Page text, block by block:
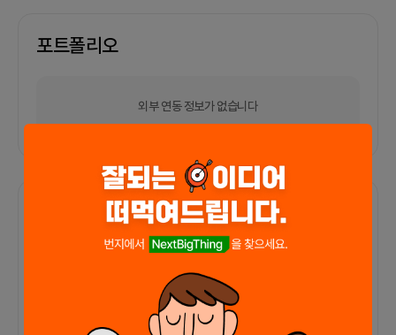
포트폴리오
외부 연동 정보가 없습니다
함께한 사람들이 남긴 말
프로젝트 0
아직 후기가 도착하지 않았습니다